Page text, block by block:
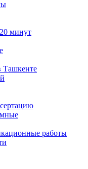
минут
Ташкенте
работы